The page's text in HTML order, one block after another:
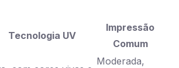
Tecnologia UV
Impressão
Comum
Moderada,